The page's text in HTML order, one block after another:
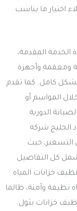
اختيار ما يناسب
الخدمة المقدمة،
ومعقمة وأجهزة
كامل. كما تقدم
المواسم أو
الدورية
الخليج شركه
حيث
كل التفاصيل
خزانات المياه
نظيفة وآمنة، طالما
خزانات بثول.